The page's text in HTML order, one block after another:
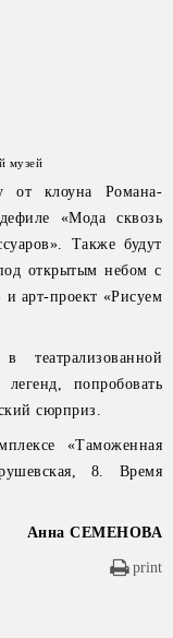
музей
от клоуна Романа-
«Мода сквозь
Также будут
открытым небом с
арт-проект «Рисуем
театрализованной
попробовать
сюрприз.
«Таможенная
8. Время
Анна СЕМЕНОВА
print